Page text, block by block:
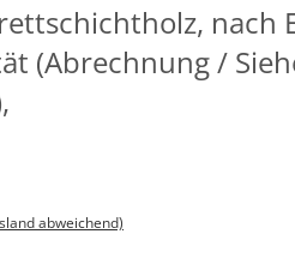
nach
(Abrechnung /
abweichend)